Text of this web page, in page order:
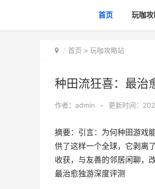
首页 玩咖
首页 > 玩咖攻略站
种田流狂喜：最治
作者： admin • 更新时间：
摘要：引言：为何种田游戏
供了这样一个全球，它剥离
收获，与友善的邻居闲聊，
最治愈独游深度评测